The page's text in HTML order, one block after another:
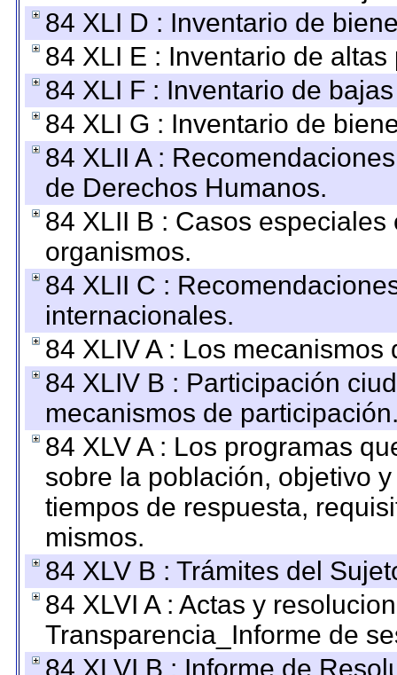
84 XLI D : Inventario de
84 XLI E : Inventario de
84 XLI F : Inventario de
84 XLI G : Inventario de
84 XLII A :
de Derechos Humanos.
84 XLII B : Casos
organismos.
84 XLII C :
internacionales.
84 XLIV A : Los
84 XLIV B : Participación
mecanismos de
84 XLV A : Los programas
sobre la población, objetivo
tiempos de respuesta,
mismos.
84 XLV B : Trámites del
84 XLVI A : Actas y
Transparencia_Informe de
84 XLVI B : Informe de